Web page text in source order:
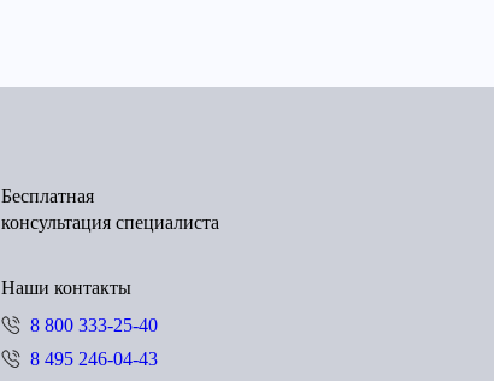
Бесплатная
консультация специалиста
Наши контакты
8 800 333-25-40
8 495 246-04-43